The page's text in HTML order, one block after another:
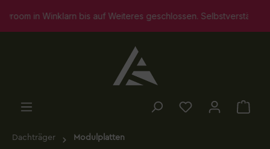
springen
bis auf Weiteres geschlossen. Selbstverständlich stehen
Dachträger Modulplatten